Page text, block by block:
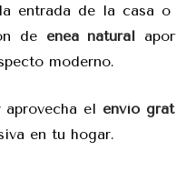
entrada de la casa
de enea natural
moderno.
el envío
en tu hogar.